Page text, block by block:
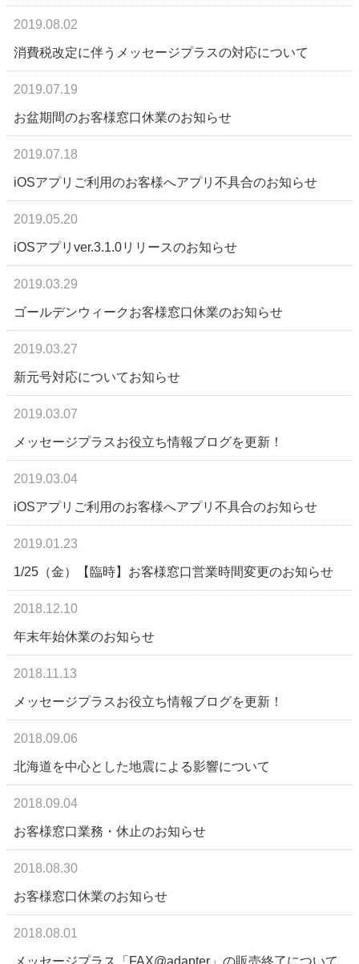
2019.08.02
消費税改定に伴うメッセージプラスの対応について
2019.07.19
お盆期間のお客様窓口休業のお知らせ
2019.07.18
iOSアプリご利用のお客様へアプリ不具合のお知らせ
2019.05.20
iOSアプリver.3.1.0リリースのお知らせ
2019.03.29
ゴールデンウィークお客様窓口休業のお知らせ
2019.03.27
新元号対応についてお知らせ
2019.03.07
メッセージプラスお役立ち情報ブログを更新！
2019.03.04
iOSアプリご利用のお客様へアプリ不具合のお知らせ
2019.01.23
1/25（金）【臨時】お客様窓口営業時間変更のお知らせ
2018.12.10
年末年始休業のお知らせ
2018.11.13
メッセージプラスお役立ち情報ブログを更新！
2018.09.06
北海道を中心とした地震による影響について
2018.09.04
お客様窓口業務・休止のお知らせ
2018.08.30
お客様窓口休業のお知らせ
2018.08.01
メッセージプラス「FAX@adapter」の販売終了について